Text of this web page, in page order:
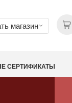
магазин
СЕРТИФИКАТЫ